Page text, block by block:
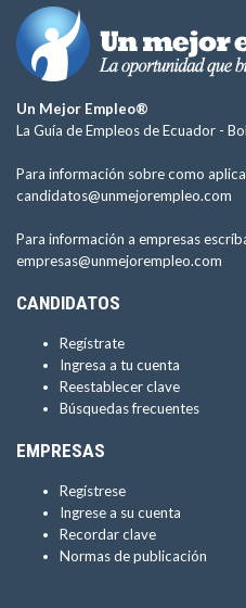
Un Mejor Empleo®
La Guía de Empleos de Ecuador -
Para información sobre como
candidatos@unmejorempleo.com
Para información a empresas
empresas@unmejorempleo.com
CANDIDATOS
Regístrate
Ingresa a tu cuenta
Reestablecer clave
Búsquedas frecuentes
EMPRESAS
Regístrese
Ingrese a su cuenta
Recordar clave
Normas de publicación